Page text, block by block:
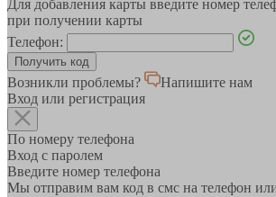
Для добавления карты введите номер
при получении карты
Телефон:
Возникли проблемы?
Напишите нам
Вход или регистрация
По номеру телефона
Вход с паролем
Введите номер телефона
Мы отправим вам код в смс на телефон